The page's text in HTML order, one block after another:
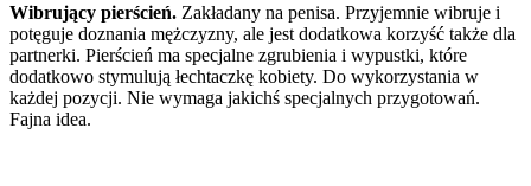
Wibrujący pierścień. Zakładany na penisa. Przyjemnie wibruje i
potęguje doznania mężczyzny, ale jest dodatkowa korzyść także dla
partnerki. Pierścień ma specjalne zgrubienia i wypustki, które
dodatkowo stymulują łechtaczkę kobiety. Do wykorzystania w
każdej pozycji. Nie wymaga jakichś specjalnych przygotowań.
Fajna idea.